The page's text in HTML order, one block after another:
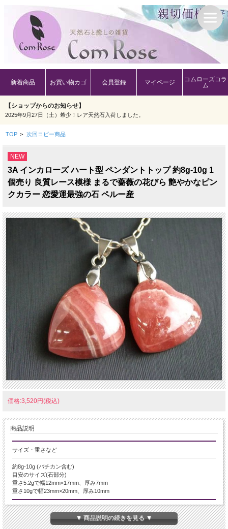
新着商品 お買い物カゴ 会員登録 マイページ
コムローズコラ
ム
【ショップからのお知らせ】
2025年9月27日（土）希少！レア天然石入荷しました。
TOP > 次回コピー商品
NEW
3A インカローズ ハート型 ペンダントトップ 約8g-10g 1
個売り 良質レース模様 まるで薔薇の花びら 艶やかなピン
クカラー 恋愛運最強の石 ペルー産
価格:3,520円(税込)
商品説明
サイズ・重さなど
約8g-10g (バチカン含む)
目安のサイズ(石部分)
重さ5.2gで幅12mm×17mm、厚み7mm
重さ10gで幅23mm×20mm、厚み10mm
産地・原産国
ペルー産
▼ 商品説明の続きを見る ▼